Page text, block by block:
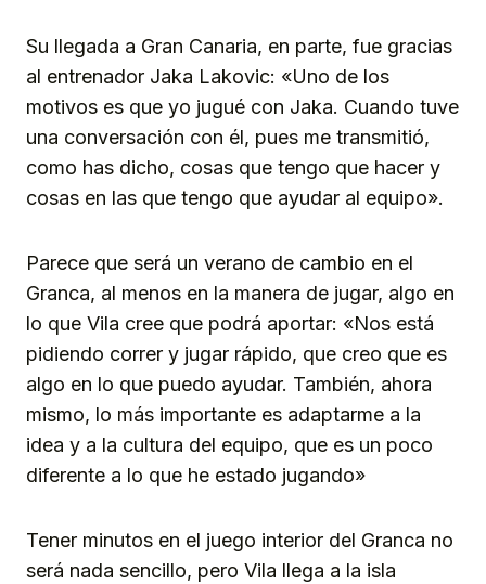
Su llegada a Gran Canaria, en parte, fue gracias
al entrenador Jaka Lakovic: «Uno de los
motivos es que yo jugué con Jaka. Cuando tuve
una conversación con él, pues me transmitió,
como has dicho, cosas que tengo que hacer y
cosas en las que tengo que ayudar al equipo».
Parece que será un verano de cambio en el
Granca, al menos en la manera de jugar, algo en
lo que Vila cree que podrá aportar: «Nos está
pidiendo correr y jugar rápido, que creo que es
algo en lo que puedo ayudar. También, ahora
mismo, lo más importante es adaptarme a la
idea y a la cultura del equipo, que es un poco
diferente a lo que he estado jugando»
Tener minutos en el juego interior del Granca no
será nada sencillo, pero Vila llega a la isla